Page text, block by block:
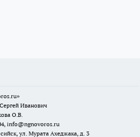
Иванович
О.В.
info@ngnovoros.ru
ул. Мурата Ахеджака, д. 3